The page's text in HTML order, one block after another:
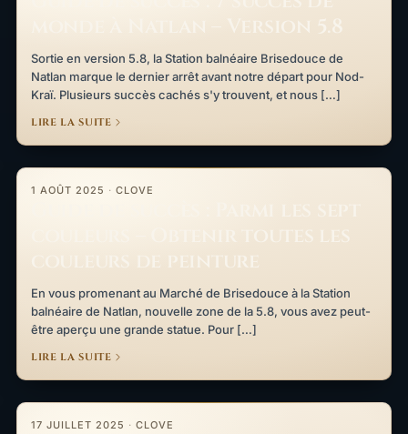
monde à Natlan – Version 5.8
Sortie en version 5.8, la Station balnéaire Brisedouce de
Natlan marque le dernier arrêt avant notre départ pour Nod-
Kraï. Plusieurs succès cachés s'y trouvent, et nous […]
LIRE LA SUITE
1 AOÛT 2025 · CLOVE
couleurs – Obtenir toutes les
couleurs de peinture
En vous promenant au Marché de Brisedouce à la Station
balnéaire de Natlan, nouvelle zone de la 5.8, vous avez peut-
être aperçu une grande statue. Pour […]
LIRE LA SUITE
Guide de succès : Parmi les sept couleurs – Obtenir toutes les
17 JUILLET 2025 · CLOVE
Guide de succès : Promenade dans le monde mortel – Parties I